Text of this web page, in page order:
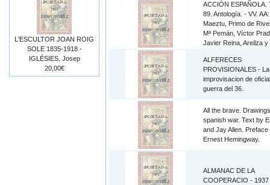
ACCIÓN ESPAÑOLA.
89. Antología. - VV. AA:
Maeztu, Primo de
Mª Pemán, Víctor
Javier Reina, Areilza y
ALFERECES
PROVISIONALES - La
improvisacion de
guerra del 36.
All the brave.
spanish war. Text by
and Jay Allen. Preface
Ernest Hemingway.
ALMANAC DE LA
COOPERACIO - 1937
L'ESCULTOR JOAN ROIG
SOLE 1835-1918 -
IGLÉSIES, Josep
20,00€